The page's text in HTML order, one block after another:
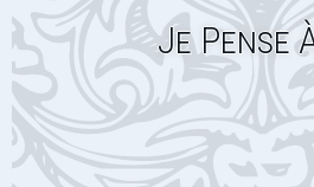
Je Pense